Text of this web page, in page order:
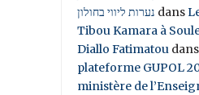
נערות ליווי בחולון dans
Tibou Kamara à
Diallo Fatimatoudans
plateforme GUPOL
ministère de